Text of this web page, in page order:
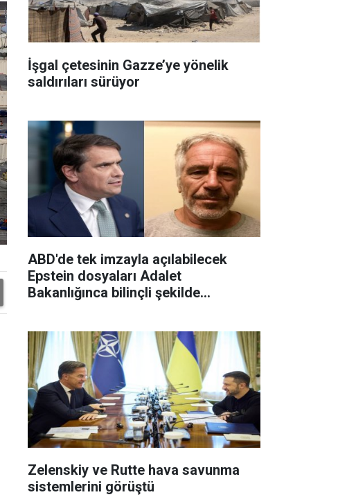
İşgal çetesinin Gazze’ye yönelik
saldırıları sürüyor
ABD'de tek imzayla açılabilecek
Epstein dosyaları Adalet
Bakanlığınca bilinçli şekilde
Zelenskiy ve Rutte hava savunma
sistemlerini görüştü